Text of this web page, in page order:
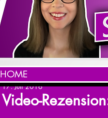
Video-
17. Juli 2016
HOME